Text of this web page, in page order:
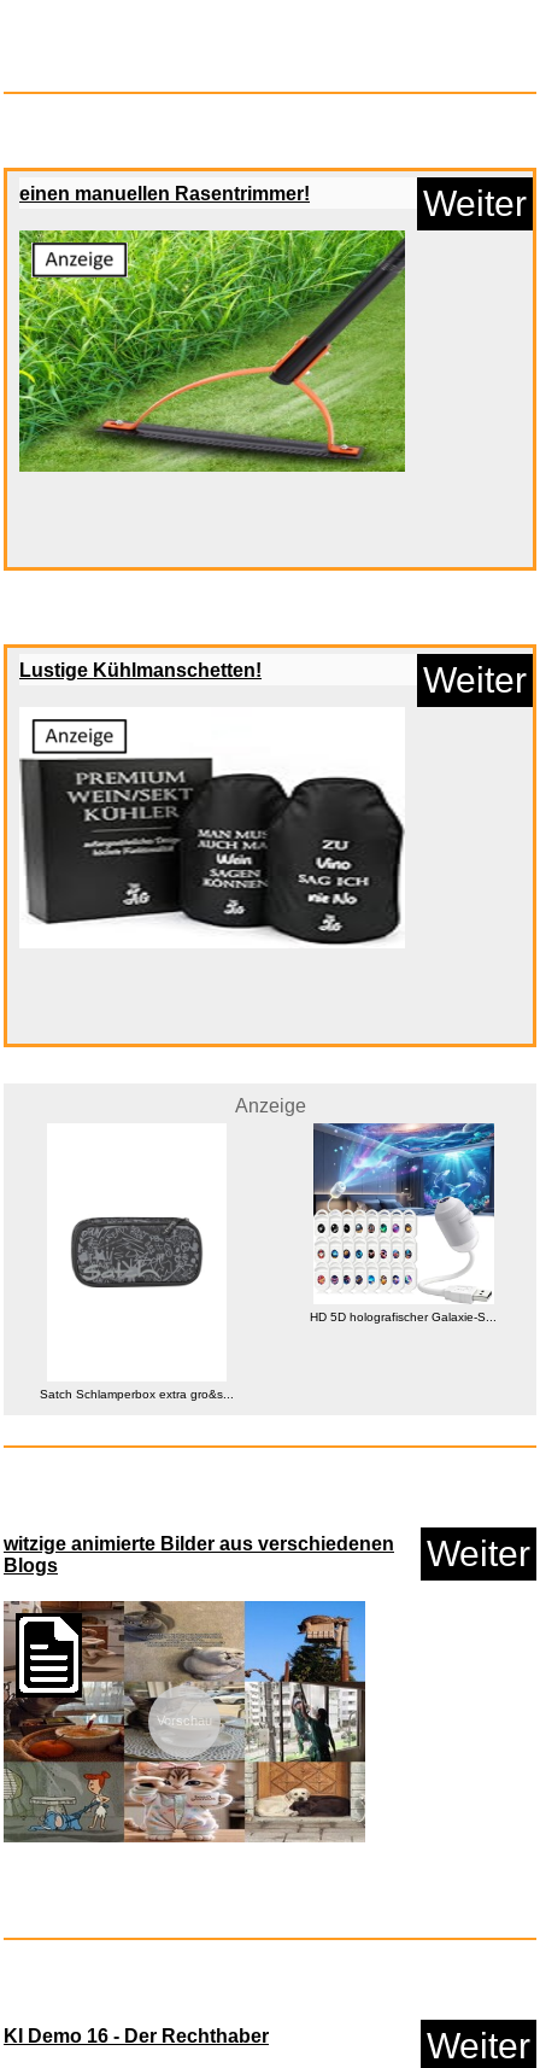
The Churchills: In Love and Wa...
Anzeige
Satch Schlamperbox extra
gro&s...
Anzeige
Freier Mitarbeiter...
Anzeige
einen manuellen Rasentrimmer! Weiter
Lustige Kühlmanschetten! Weiter
Anzeige
Satch Schlamperbox extra gro&s...
HD 5D holografischer Galaxie-S...
witzige animierte Bilder aus verschiedenen
Blogs
Weiter
Vorschau
KI Demo 16 - Der Rechthaber Weiter